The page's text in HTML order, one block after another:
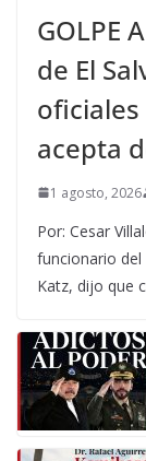
GOLPE
de El
acepta
1 agosto, 2026
Por: Cesar
funcionario del
Katz, dijo que